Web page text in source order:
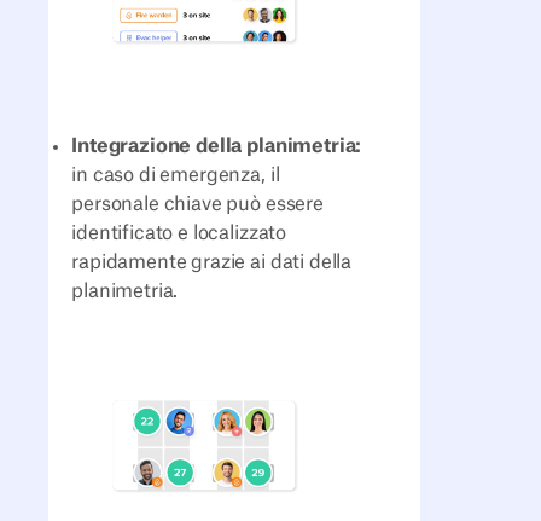
Integrazione della planimetria:
in caso di emergenza, il
personale chiave può essere
identificato e localizzato
rapidamente grazie ai dati della
planimetria.